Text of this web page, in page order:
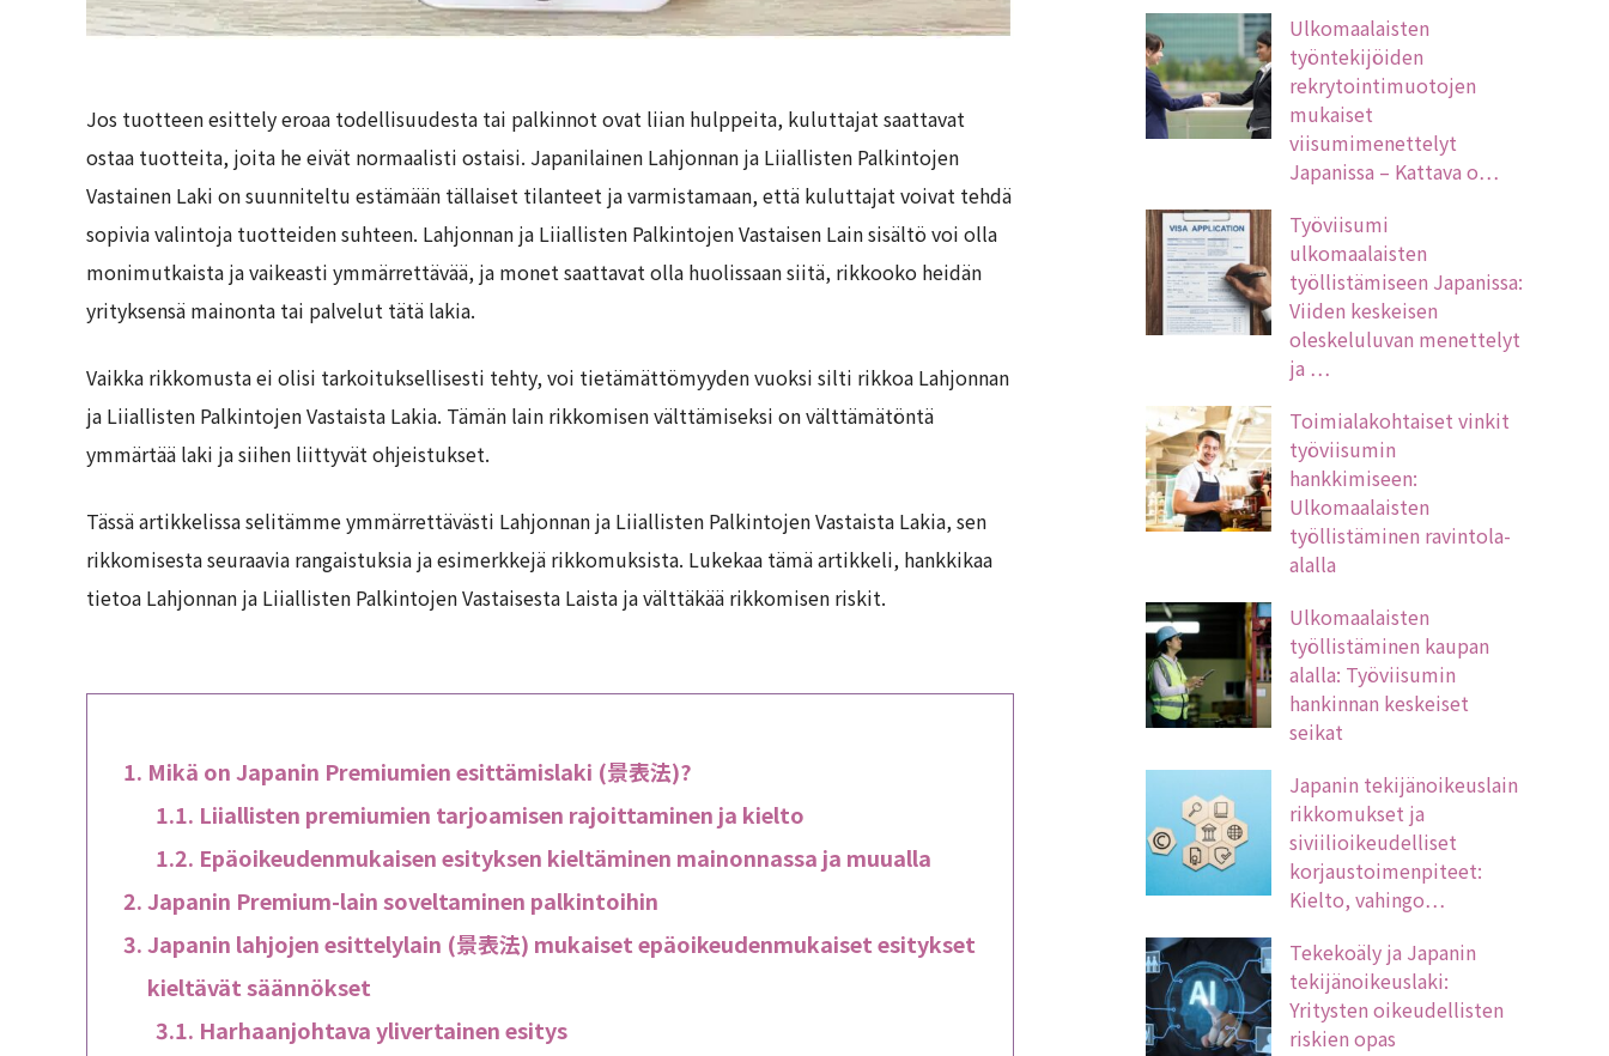
Jos tuotteen esittely eroaa todellisuudesta tai palkinnot ovat liian hulppeita, kuluttajat saattavat
ostaa tuotteita, joita he eivät normaalisti ostaisi. Japanilainen Lahjonnan ja Liiallisten Palkintojen
Vastainen Laki on suunniteltu estämään tällaiset tilanteet ja varmistamaan, että kuluttajat voivat tehdä
sopivia valintoja tuotteiden suhteen. Lahjonnan ja Liiallisten Palkintojen Vastaisen Lain sisältö voi olla
monimutkaista ja vaikeasti ymmärrettävää, ja monet saattavat olla huolissaan siitä, rikkooko heidän
yrityksensä mainonta tai palvelut tätä lakia.
Vaikka rikkomusta ei olisi tarkoituksellisesti tehty, voi tietämättömyyden vuoksi silti rikkoa Lahjonnan
ja Liiallisten Palkintojen Vastaista Lakia. Tämän lain rikkomisen välttämiseksi on välttämätöntä
ymmärtää laki ja siihen liittyvät ohjeistukset.
Tässä artikkelissa selitämme ymmärrettävästi Lahjonnan ja Liiallisten Palkintojen Vastaista Lakia, sen
rikkomisesta seuraavia rangaistuksia ja esimerkkejä rikkomuksista. Lukekaa tämä artikkeli, hankkikaa
tietoa Lahjonnan ja Liiallisten Palkintojen Vastaisesta Laista ja välttäkää rikkomisen riskit.
Mikä on Japanin Premiumien esittämislaki (景表法)?
Liiallisten premiumien tarjoamisen rajoittaminen ja kielto
Epäoikeudenmukaisen esityksen kieltäminen mainonnassa ja muualla
Japanin Premium-lain soveltaminen palkintoihin
Japanin lahjojen esittelylain (景表法) mukaiset epäoikeudenmukaiset esitykset
kieltävät säännökset
Harhaanjohtava ylivertainen esitys
Ulkomaalaisten
työntekijöiden
rekrytointimuotojen
mukaiset
viisumimenettelyt
Japanissa – Kattava o…
Työviisumi
ulkomaalaisten
työllistämiseen Japanissa:
Viiden keskeisen
oleskeluluvan menettelyt
ja …
Toimialakohtaiset vinkit
työviisumin
hankkimiseen:
Ulkomaalaisten
työllistäminen ravintola-
alalla
Ulkomaalaisten
työllistäminen kaupan
alalla: Työviisumin
hankinnan keskeiset
seikat
Japanin tekijänoikeuslain
rikkomukset ja
siviilioikeudelliset
korjaustoimenpiteet:
Kielto, vahingo…
Tekekoäly ja Japanin
tekijänoikeuslaki:
Yritysten oikeudellisten
riskien opas